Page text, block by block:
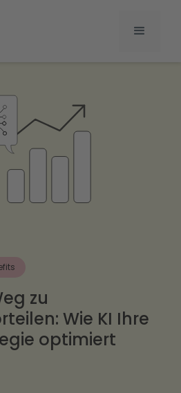
zu
Wie KI Ihre
optimiert